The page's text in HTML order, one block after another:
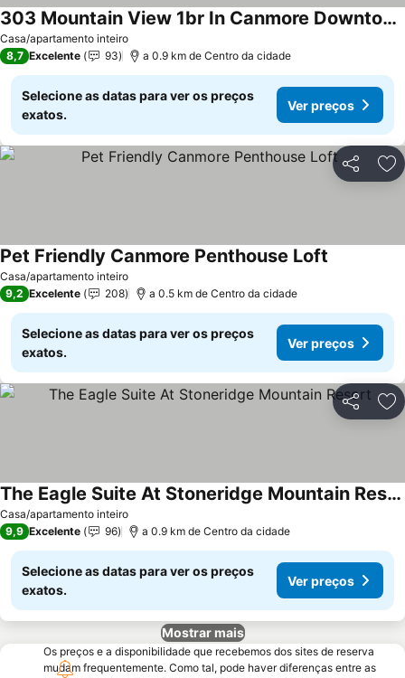
Casa/apartamento inteiro
303 Mountain View 1br In Canmore Downtown
8,7 Excelente 93 a 0.9 km de Centro da cidade
Selecione as datas para ver os preços
exatos.
Ver preços
Partilhar
Casa/apartamento inteiro
Pet Friendly Canmore Penthouse Loft
9,2 Excelente 208 a 0.5 km de Centro da cidade
Selecione as datas para ver os preços
exatos.
Ver preços
Partilhar
Casa/apartamento inteiro
The Eagle Suite At Stoneridge Mountain Resort
9,9 Excelente 96 a 0.9 km de Centro da cidade
Selecione as datas para ver os preços
exatos.
Ver preços
Mostrar mais
Os preços e a disponibilidade que recebemos dos sites de reserva
mudam frequentemente. Como tal, pode haver diferenças entre as